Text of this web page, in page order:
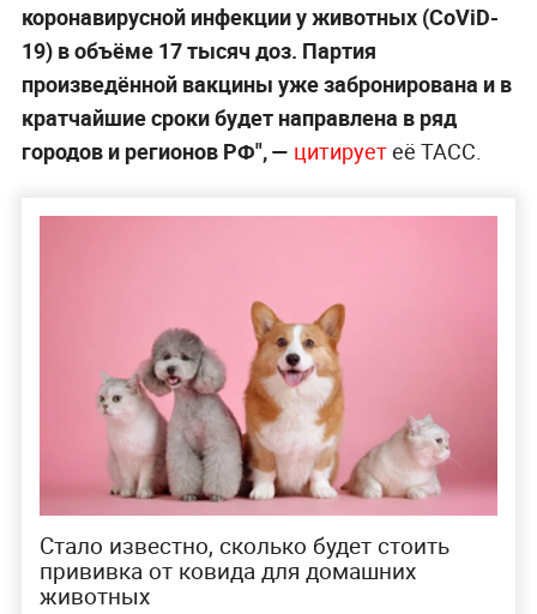
коронавирусной инфекции у животных (CoViD-
19) в объёме 17 тысяч доз. Партия
произведённой вакцины уже забронирована и в
кратчайшие сроки будет направлена в ряд
городов и регионов РФ", — цитируетеё ТАСС.
Стало известно, сколько будет стоить
прививка от ковида для домашних
животных